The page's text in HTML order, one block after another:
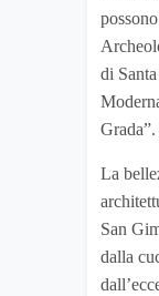
di
Grada”.
La
San
dalla